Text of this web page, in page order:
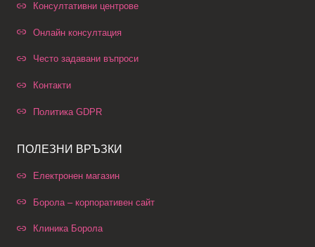
Консултативни центрове
Онлайн консултация
Често задавани въпроси
Контакти
Политика GDPR
ПОЛЕЗНИ ВРЪЗКИ
Електронен магазин
Борола – корпоративен сайт
Клиника Борола